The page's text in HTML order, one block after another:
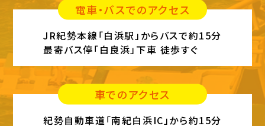
電車・バスでのアクセス
JR紀勢本線「白浜駅」からバスで約15分
最寄バス停「白良浜」下車 徒歩すぐ
車でのアクセス
紀勢自動車道「南紀白浜IC」から約15分